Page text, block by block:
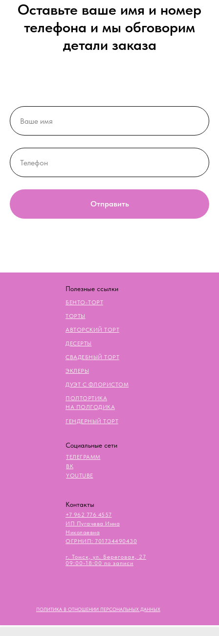
Оставьте ваше имя и номер
телефона и мы обговорим
детали заказа
Отправить
БЕНТО-ТОРТ
ТОРТЫ
АВТОРСКИЙ ТОРТ
ДЕСЕРТЫ
СВАДЕБНЫЙ ТОРТ
ЭКЛЕРЫ
ДУЭТ С ФЛОРИСТОМ
YOUTUBE
ВК
ТЕЛЕГРАММ
ГЕНДЕРНЫЙ ТОРТ
ПОЛТОРТИКА
НА ПОЛГОДИКА
+7 962 776 4557
ИП Пугачева Инна
Николаевна
ОГРНИП: 701734490430
г. Томск, ул. Береговая, 27
09:00-18:00 по записи
Полезные ссылки
Социальные сети
Контакты
ПОЛИТИКА В ОТНОШЕНИИ ПЕРСОНАЛЬНЫХ ДАННЫХ